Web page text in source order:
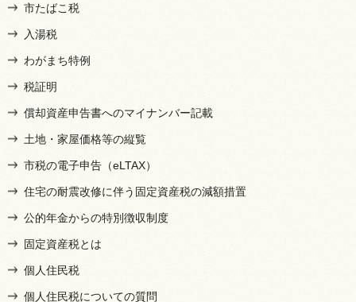
市たばこ税
入湯税
わがまち特例
税証明
償却資産申告書へのマイナンバー記載
土地・家屋価格等の縦覧
市税の電子申告（eLTAX）
住宅の耐震改修に伴う固定資産税の減額措置
公的年金からの特別徴収制度
固定資産税とは
個人住民税
個人住民税についての質問